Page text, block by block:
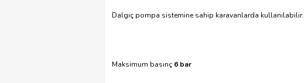
Dalgıç pompa sistemine sahip karavanlarda kullanılabilir.
Maksimum basınç 6 bar